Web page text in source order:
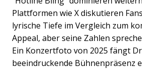
Plattformen wie X diskutieren
lyrische Tiefe im Vergleich zum
Appeal, aber seine Zahlen
Ein Konzertfoto von 2025 fängt
beeindruckende Bühnenpräsenz